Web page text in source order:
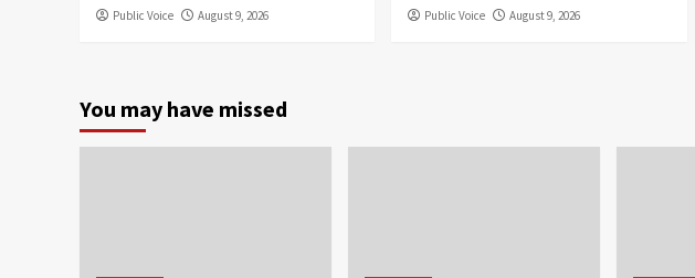
Public Voice August 9, 2026 Public Voice August 9, 2026
You may have missed